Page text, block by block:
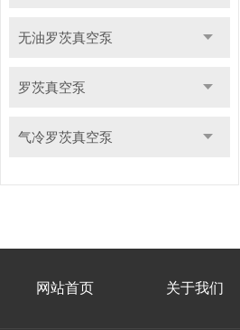
无油罗茨真空泵
罗茨真空泵
气冷罗茨真空泵
网站首页 关于我们